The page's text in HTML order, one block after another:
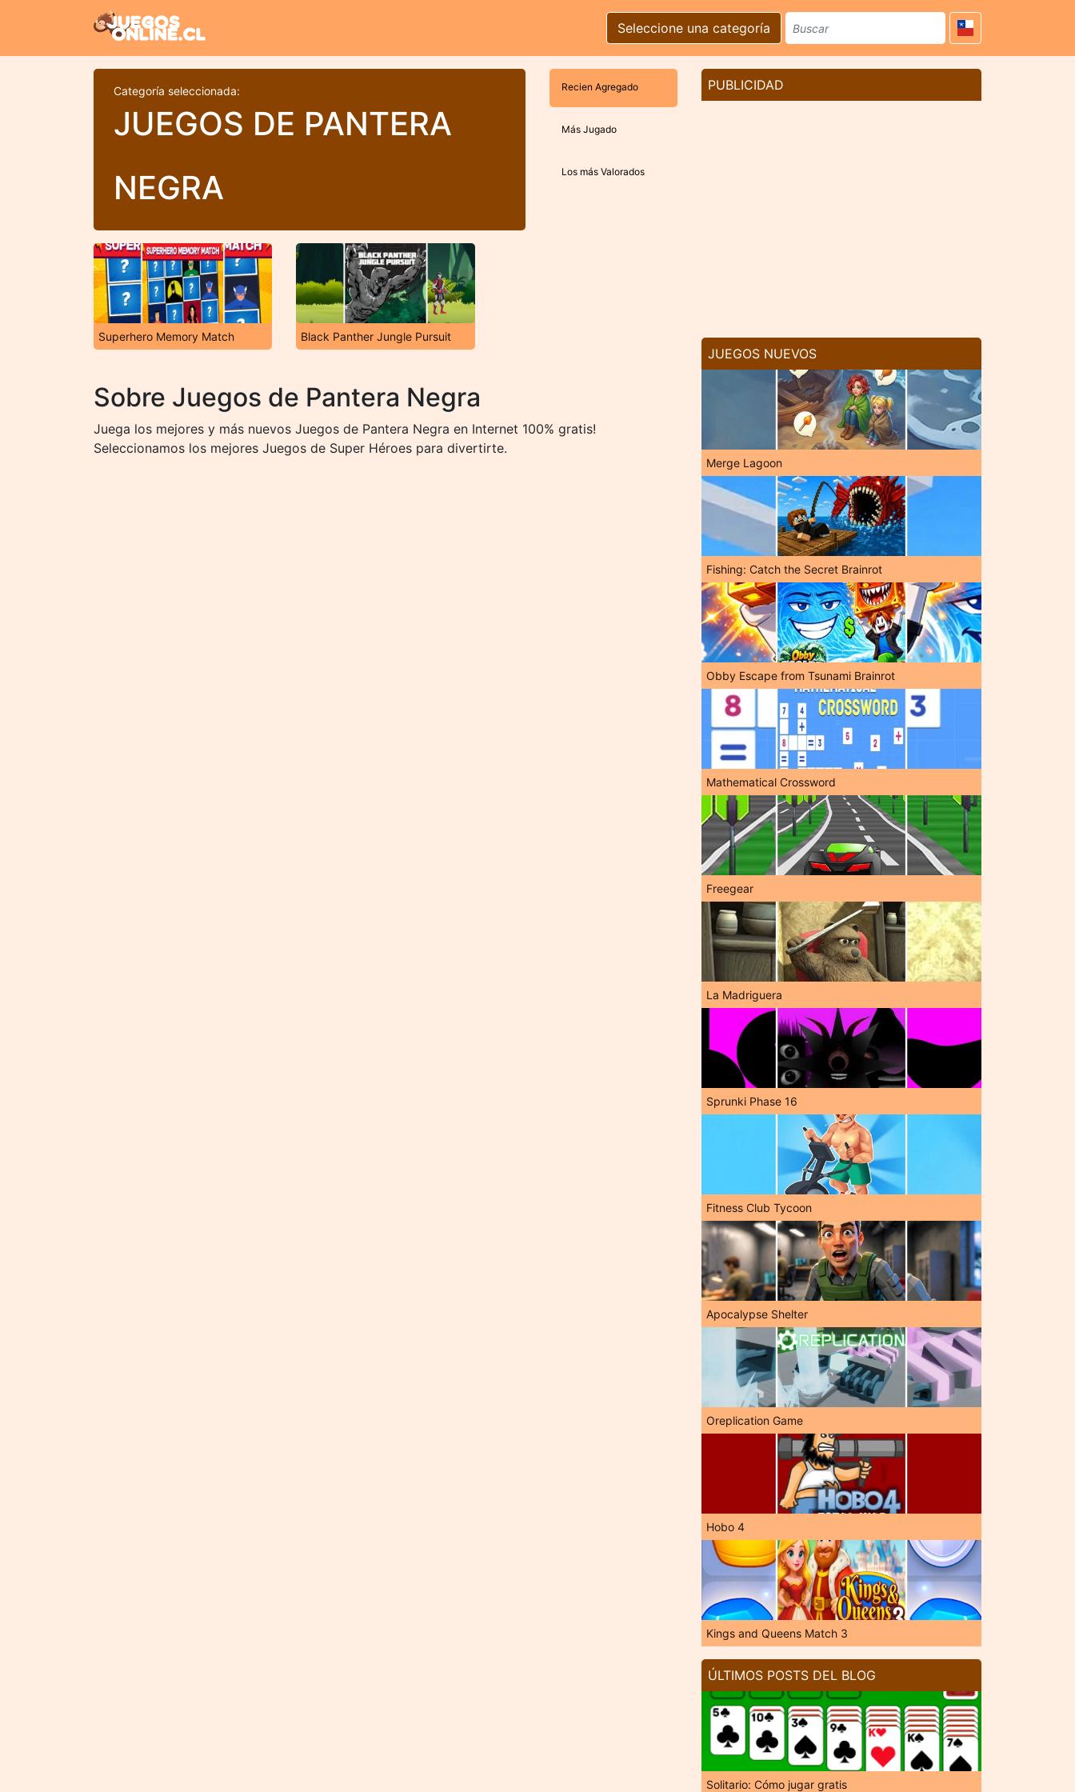
Seleccione una categoría
Categoría seleccionada:
JUEGOS DE PANTERA
NEGRA
Recien Agregado
Más Jugado
Los más Valorados
Superhero Memory Match Black Panther Jungle Pursuit
Sobre Juegos de Pantera Negra
Juega los mejores y más nuevos Juegos de Pantera Negra en Internet 100% gratis!
Seleccionamos los mejores Juegos de Super Héroes para divertirte.
PUBLICIDAD
JUEGOS NUEVOS
Merge Lagoon
Fishing: Catch the Secret Brainrot
Obby Escape from Tsunami Brainrot
Mathematical Crossword
Freegear
La Madriguera
Sprunki Phase 16
Fitness Club Tycoon
Apocalypse Shelter
Oreplication Game
Hobo 4
Kings and Queens Match 3
ÚLTIMOS POSTS DEL BLOG
Solitario: Cómo jugar gratis